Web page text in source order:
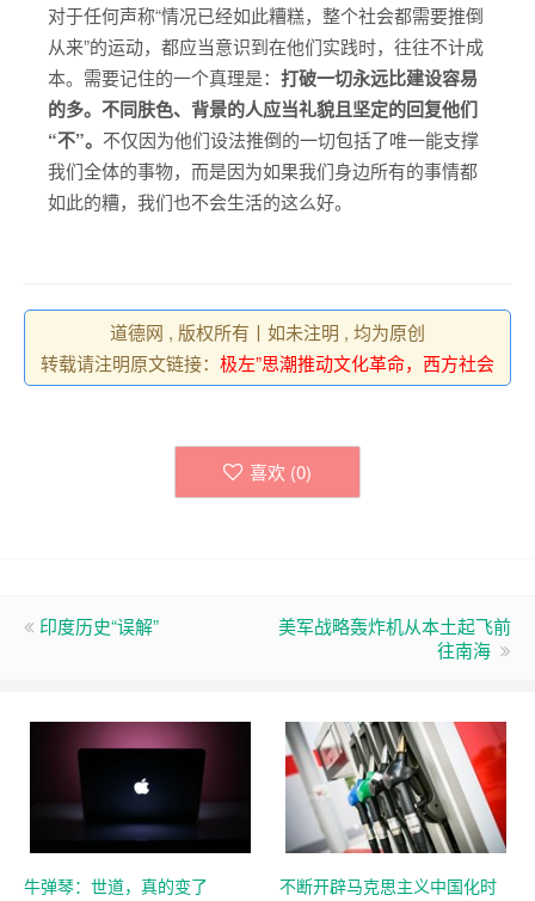
对于任何声称“情况已经如此糟糕，整个社会都需要推倒
从来”的运动，都应当意识到在他们实践时，往往不计成
本。需要记住的一个真理是： 打破一切永远比建设容易
的多。不同肤色、背景的人应当礼貌且坚定的回复他们
“不”。 不仅因为他们设法推倒的一切包括了唯一能支撑
我们全体的事物，而是因为如果我们身边所有的事情都
如此的糟，我们也不会生活的这么好。
道德网 , 版权所有丨如未注明 , 均为原创
转载请注明原文链接： 极左”思潮推动文化革命，西方社会
喜欢 (0)
印度历史“误解”
美军战略轰炸机从本土起飞前
往南海
牛弹琴：世道，真的变了
不断开辟马克思主义中国化时